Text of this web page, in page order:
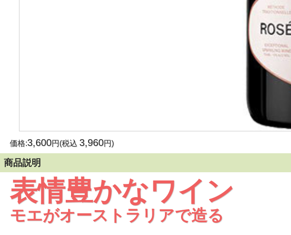
価格:3,600円(税込 3,960円)
商品説明
表情豊かなワイン
モエがオーストラリアで造る